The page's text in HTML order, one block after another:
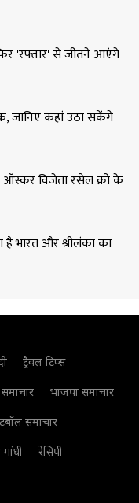
फिर 'रफ्तार' से जीतने आएंगे
जानिए कहां उठा सकेंगे
ऑस्कर विजेता रसेल क्रो के
है भारत और श्रीलंका का
ट्रैवल टिप्स
भाजपा समाचार
समाचार
रेसिपी